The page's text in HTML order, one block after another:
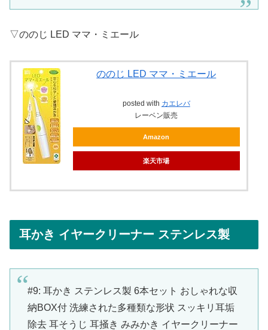
▽ののじ LED ママ・ミエール
ののじ LED ママ・ミエール
posted with カエレバ
レーベン販売
Amazon
楽天市場
耳かき イヤークリーナー ステンレス製
#9: 耳かき ステンレス製 6本セット おしゃれな収
納BOX付 洗練された多種類な形状 スッキリ耳垢
除去 耳そうじ 耳掻き みみかき イヤークリーナー